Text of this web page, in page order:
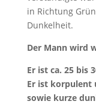
in Richtung
Dunkelheit.
Der Mann wird
Er ist ca. 25 bis
Er ist korpulent
sowie kurze